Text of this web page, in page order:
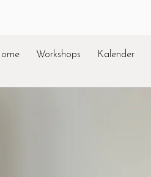
Workshops Kalender